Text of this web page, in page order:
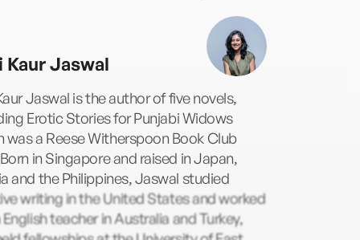
Kaur Jaswal
Jaswal is the author of five novels,
Erotic Stories for Punjabi Widows
was a Reese Witherspoon Book Club
in Singapore and raised in Japan,
and the Philippines, Jaswal studied
writing in the United States and worked
English teacher in Australia and Turkey,